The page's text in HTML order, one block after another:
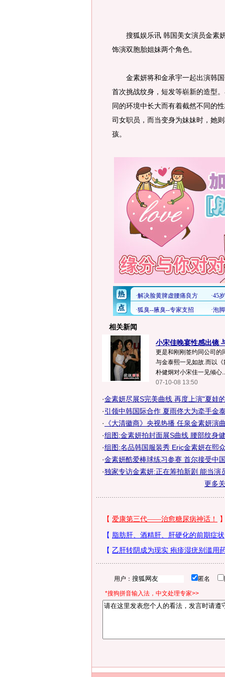
搜狐娱乐讯 韩国美女演员金素妍
饰演双胞胎姐妹两个角色。
金素妍将和金承宇一起出演韩国
首次挑战纹身，短发等崭新的造型
同的环境中长大而有着截然不同的
司女职员，而当变身为妹妹时，她
孩。
相关新闻
小宋佳晚宴性感出镜
更是和刚刚签约同公司的
与金泰熙一见如故.而以
朴健炯对小宋佳一见倾心
07-10-08 13:50
·金素妍尽展S完美曲线 再度上演"夏娃
·引领中韩国际合作 夏雨佟大为牵手金
·
《大清徽商》央视热播 任泉金素妍演
·组图:金素妍拍封面展S曲线 腰部纹身
·组图:名品韩国服装秀 Eric金素妍在熙
·金素妍酷爱棒球练习参赛 首尔接受中
·独家专访金素妍:正在筹拍新剧 能当演
更多
用户： 匿名
*搜狗拼音输入法，中文处理专家>>